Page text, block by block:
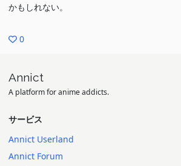
かもしれない。
0
Annict
A platform for anime addicts.
サービス
Annict Userland
Annict Forum